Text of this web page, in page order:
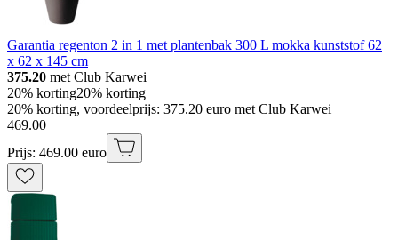
Garantia regenton 2 in 1 met plantenbak 300 L mokka kunststof 62
x 62 x 145 cm
375.20 met Club Karwei
20% korting20% korting
20% korting, voordeelprijs: 375.20 euro met Club Karwei
469.00
Prijs: 469.00 euro